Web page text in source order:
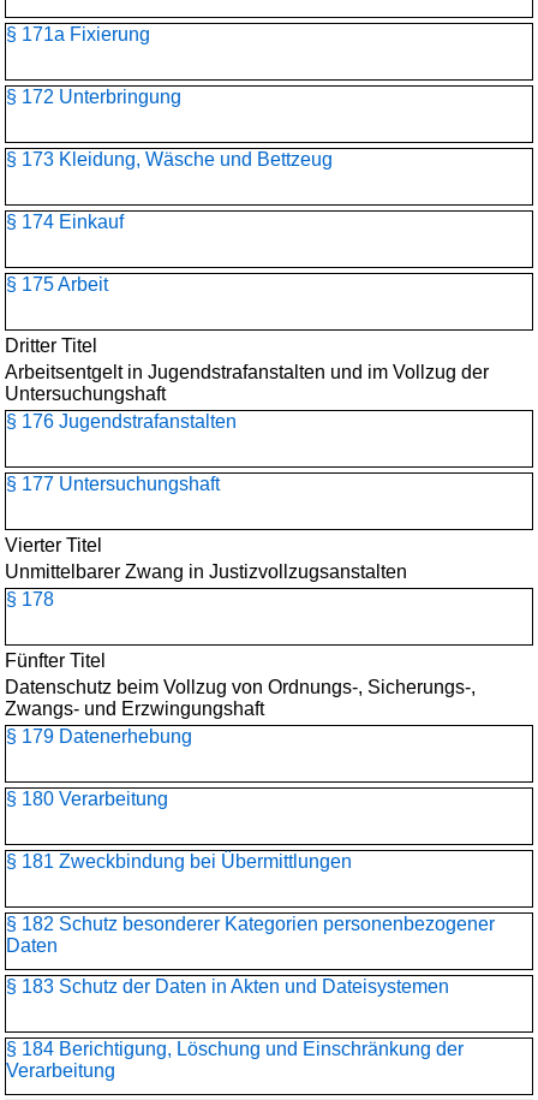
§ 171a Fixierung
§ 172 Unterbringung
§ 173 Kleidung, Wäsche und Bettzeug
§ 174 Einkauf
§ 175 Arbeit
Dritter Titel
Arbeitsentgelt in Jugendstrafanstalten und im Vollzug der
Untersuchungshaft
§ 176 Jugendstrafanstalten
§ 177 Untersuchungshaft
Vierter Titel
Unmittelbarer Zwang in Justizvollzugsanstalten
§ 178
Fünfter Titel
Datenschutz beim Vollzug von Ordnungs-, Sicherungs-,
Zwangs- und Erzwingungshaft
§ 179 Datenerhebung
§ 180 Verarbeitung
§ 181 Zweckbindung bei Übermittlungen
§ 182 Schutz besonderer Kategorien personenbezogener
Daten
§ 183 Schutz der Daten in Akten und Dateisystemen
§ 184 Berichtigung, Löschung und Einschränkung der
Verarbeitung